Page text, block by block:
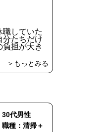
職していた
分たちだけ
負担が大き
＞もっとみる
30代男性
職種：清掃＋